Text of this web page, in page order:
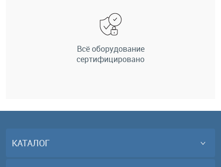
Всё оборудование
сертифицировано
КАТАЛОГ